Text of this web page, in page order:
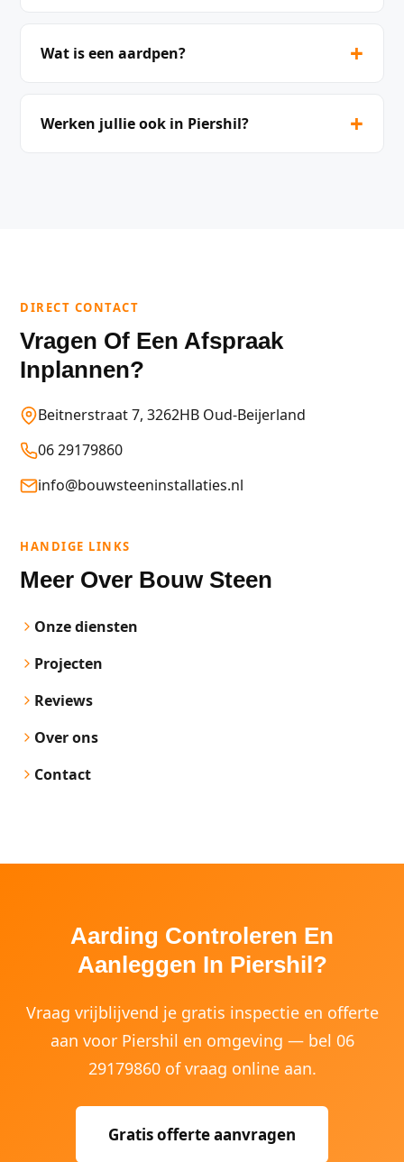
Wat is een aardpen? +
Werken jullie ook in Piershil? +
DIRECT CONTACT
Vragen Of Een Afspraak
Inplannen?
Beitnerstraat 7, 3262HB Oud-Beijerland
06 29179860
info@bouwsteeninstallaties.nl
HANDIGE LINKS
Meer Over Bouw Steen
Onze diensten
Projecten
Reviews
Over ons
Contact
Aarding Controleren En
Aanleggen In Piershil?
Vraag vrijblijvend je gratis inspectie en offerte
aan voor Piershil en omgeving — bel 06
29179860 of vraag online aan.
Gratis offerte aanvragen